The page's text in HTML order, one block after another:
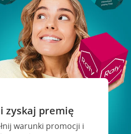
zyskaj premię
warunki promocji i